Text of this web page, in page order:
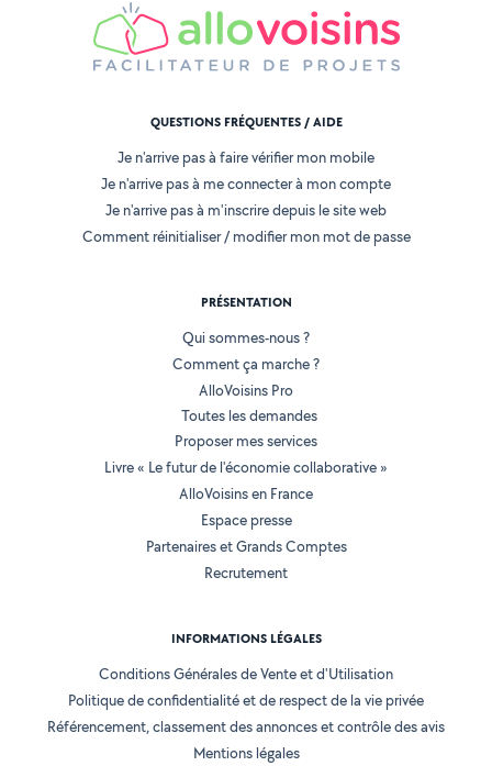
QUESTIONS FRÉQUENTES / AIDE
Je n'arrive pas à faire vérifier mon mobile
Je n'arrive pas à me connecter à mon compte
Je n'arrive pas à m'inscrire depuis le site web
Comment réinitialiser / modifier mon mot de passe
PRÉSENTATION
Qui sommes-nous ?
Comment ça marche ?
AlloVoisins Pro
Toutes les demandes
Proposer mes services
Livre « Le futur de l'économie collaborative »
AlloVoisins en France
Espace presse
Partenaires et Grands Comptes
Recrutement
INFORMATIONS LÉGALES
Conditions Générales de Vente et d'Utilisation
Politique de confidentialité et de respect de la vie privée
Référencement, classement des annonces et contrôle des avis
Mentions légales